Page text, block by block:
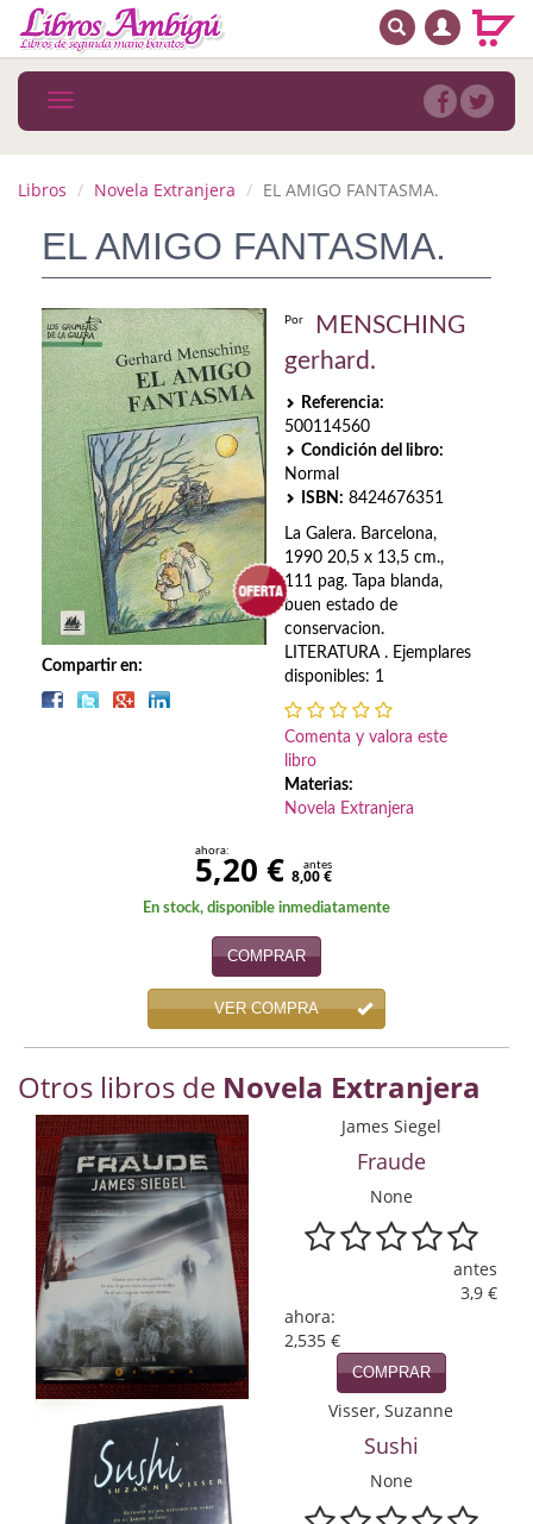
MENÚ PRINCIPAL
Novedades
MATERIAS
Astrología. Ocultismo
Autoayuda. Conocimiento personal
Autoayuda. Crecimiento personal
Biografía
Biografías
Ciencia ficción
Cine
Divulgación científica
Economía
Enciclopedias
Ensayo
Ensayo literario
Filosofía
Física y Química
Física y química
Guerra Civil Española
Historia
BUSCAR
Toggle
navigation
Libros Novela Extranjera EL AMIGO FANTASMA.
EL AMIGO FANTASMA.
Compartir en:
Por
MENSCHING
gerhard.
Referencia:
500114560
Condición del libro:
Normal
ISBN: 8424676351
La Galera. Barcelona,
1990 20,5 x 13,5 cm.,
111 pag. Tapa blanda,
buen estado de
conservacion.
LITERATURA . Ejemplares
disponibles: 1
Comenta y valora este
libro
Materias:
Novela Extranjera
ahora:
5,20 € antes
8,00 €
En stock, disponible inmediatamente
COMPRAR
VER COMPRA
Otros libros de Novela Extranjera
James Siegel
Fraude
None
antes
3,9 €
ahora:
2,535 €
COMPRAR
Visser, Suzanne
Sushi
None